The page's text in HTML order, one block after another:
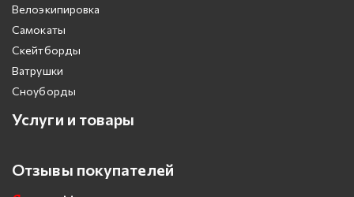
Велоэкипировка
Самокаты
Скейтборды
Ватрушки
Сноуборды
Услуги и товары
Отзывы покупателей